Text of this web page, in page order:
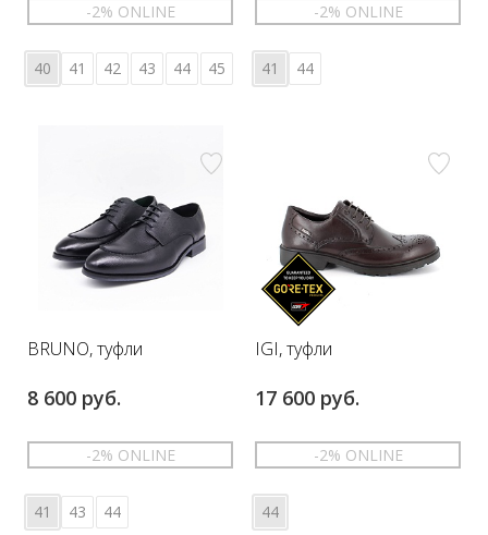
-2% ONLINE
40 41 42 43 44 45
-2% ONLINE
41 44
BRUNO, туфли
8 600 руб.
-2% ONLINE
41 43 44
IGI, туфли
17 600 руб.
-2% ONLINE
44